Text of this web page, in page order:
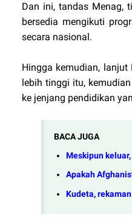
Dan ini, tandas Menag,
bersedia mengikuti
secara nasional.
Hingga kemudian,
lebih tinggi itu,
ke jenjang pendidikan
BACA JUGA
Meskipun
Apakah
Kudeta,